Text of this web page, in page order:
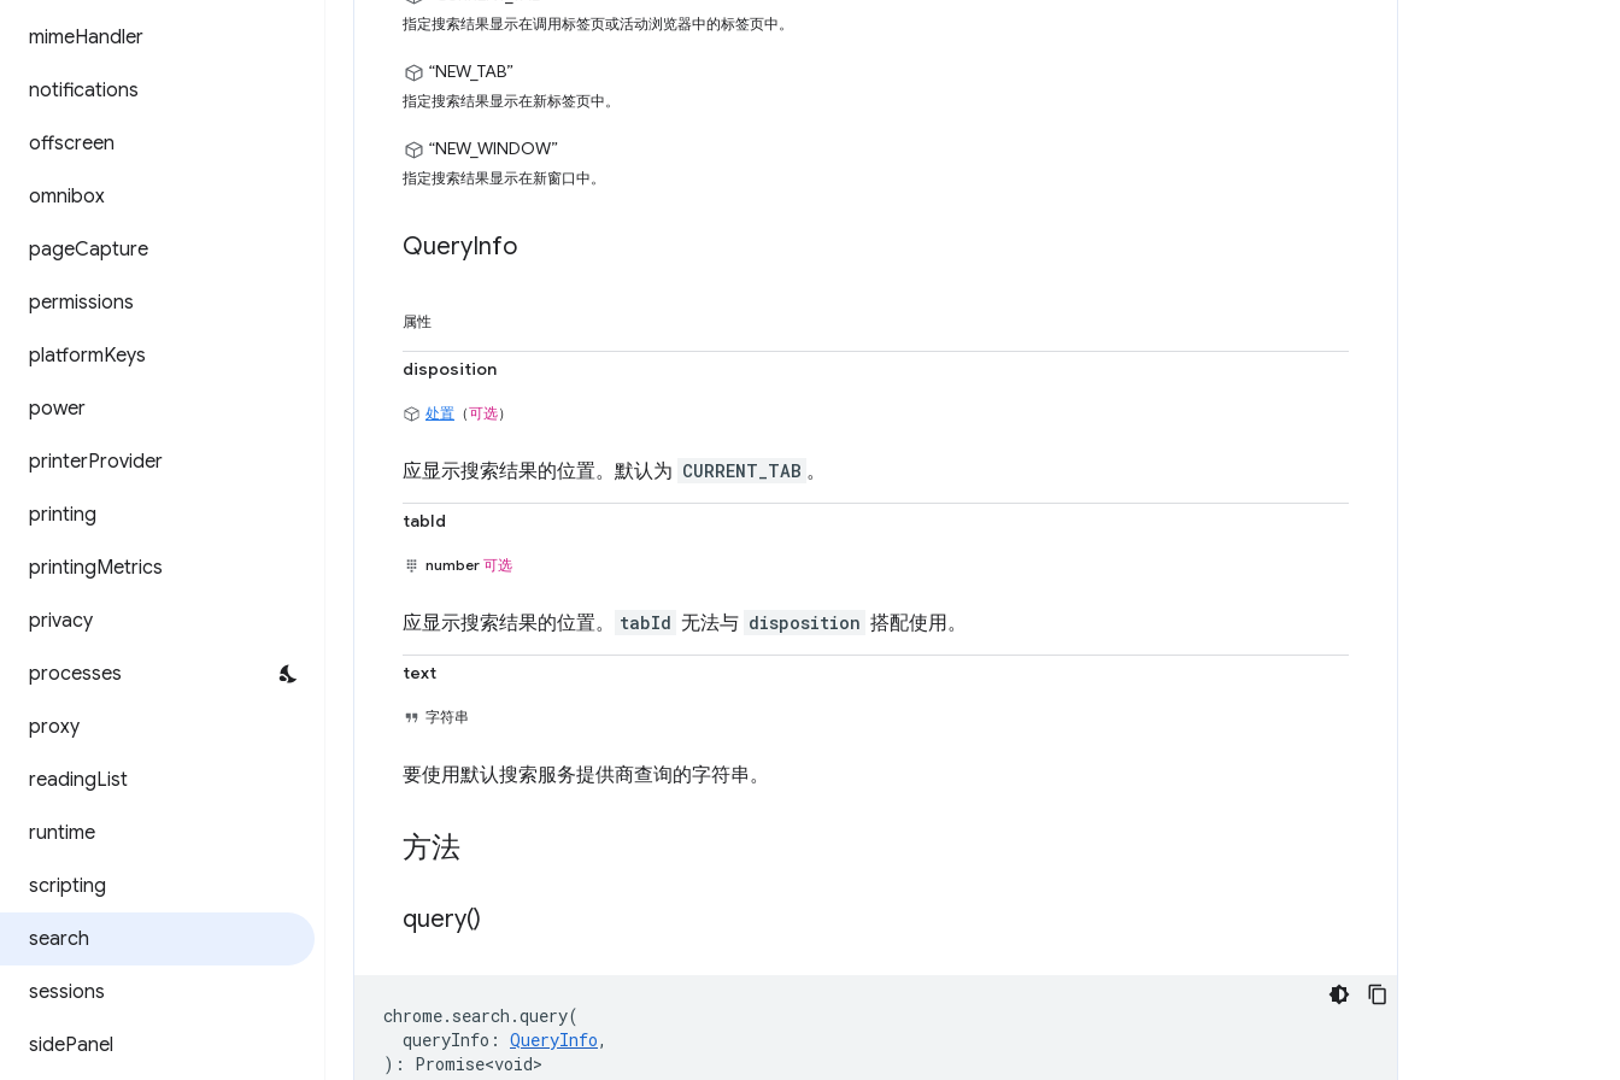
mimeHandler
notifications
offscreen
omnibox
pageCapture
permissions
platformKeys
power
printerProvider
printing
printingMetrics
privacy
processes
proxy
readingList
runtime
scripting
search
sessions
sidePanel
指定搜索结果显示在调用标签页或活动浏览器中的标签页中。
“NEW_TAB”
指定搜索结果显示在新标签页中。
“NEW_WINDOW”
指定搜索结果显示在新窗口中。
QueryInfo
属性
disposition
处置 （可选）
应显示搜索结果的位置。默认为 CURRENT_TAB 。
tabId
number 可选
应显示搜索结果的位置。 tabId 无法与 disposition 搭配使用。
text
字符串
要使用默认搜索服务提供商查询的字符串。
方法
query()
chrome. search .query(
queryInfo : QueryInfo,
) : Promise<void>